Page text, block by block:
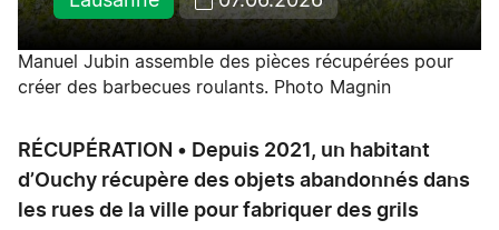
Manuel Jubin assemble des pièces récupérées pour
créer des barbecues roulants. Photo Magnin
RÉCUPÉRATION • Depuis 2021, un habitant
d’Ouchy récupère des objets abandonnés dans
les rues de la ville pour fabriquer des grils